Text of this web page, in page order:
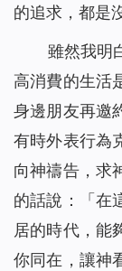
的追求，都是
雖然我明
高消費的生活
身邊朋友再邀
有時外表行為
向神禱告，求
的話說：
「
居的時代，能
你同在，讓神